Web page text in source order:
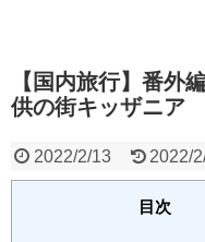
【国内旅行】番
供の街キッザニア
2022/2/13 2022/
目次